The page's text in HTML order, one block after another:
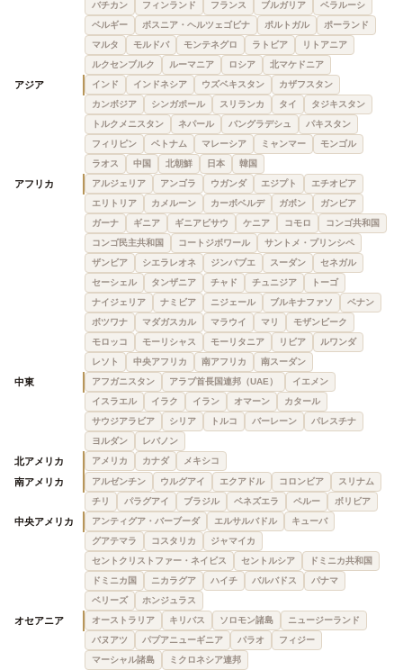
バチカン
フィンランド フランス ブルガリア
ベラルーシ
ベルギー
ボスニア・ヘルツェゴビナ ポルトガル
ポーランド
マルタ
モルドバ モンテネグロ ラトビア
リトアニア
ルクセンブルク
ルーマニア ロシア 北マケドニア
アジア インド インドネシア ウズベキスタン
カザフスタン
カンボジア
シンガポール スリランカ タイ
タジキスタン
トルクメニスタン
ネパール バングラデシュ
パキスタン
フィリピン
ベトナム マレーシア ミャンマー
モンゴル
ラオス
中国 北朝鮮 日本 韓国
アフリカ アルジェリア アンゴラ ウガンダ エジプト
エチオピア
エリトリア
カメルーン カーボベルデ ガボン
ガンビア
ガーナ
ギニア ギニアビサウ ケニア コモロ
コンゴ共和国
コンゴ民主共和国
コートジボワール
サントメ・プリンシペ
ザンビア
シエラレオネ ジンバブエ スーダン
セネガル
セーシェル
タンザニア チャド チュニジア
トーゴ
ナイジェリア
ナミビア ニジェール ブルキナファソ
ベナン
ボツワナ
マダガスカル マラウイ マリ
モザンビーク
モロッコ
モーリシャス モーリタニア リビア
ルワンダ
レソト
中央アフリカ 南アフリカ 南スーダン
中東 アフガニスタン アラブ首長国連邦（UAE）
イエメン
イスラエル
イラク イラン オマーン
カタール
サウジアラビア
シリア トルコ バーレーン
パレスチナ
ヨルダン
レバノン
北アメリカ アメリカ カナダ メキシコ
南アメリカ アルゼンチン ウルグアイ エクアドル コロンビア
スリナム
チリ
パラグアイ ブラジル ベネズエラ ペルー ボリビア
中央アメリカ アンティグア・バーブーダ エルサルバドル
キューバ
グアテマラ
コスタリカ
ジャマイカ
セントクリストファー・ネイビス
セントルシア
ドミニカ共和国
ドミニカ国
ニカラグア ハイチ バルバドス
パナマ
ベリーズ
ホンジュラス
オセアニア オーストラリア キリバス ソロモン諸島
ニュージーランド
バヌアツ
パプアニューギニア パラオ
フィジー
マーシャル諸島
ミクロネシア連邦